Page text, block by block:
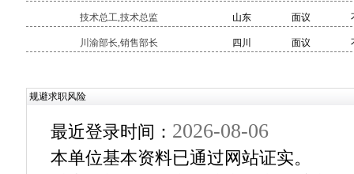
技术总工,技术总监 山东 面议
川渝部长,销售部长 四川 面议
规避求职风险
最近登录时间： 2026-08-06
本单位基本资料已通过网站证实。